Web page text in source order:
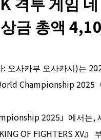
상금 총액
: 오사카부 오사카시)는
Championship 2025
2025」에서는
OF FIGHTERS XV』